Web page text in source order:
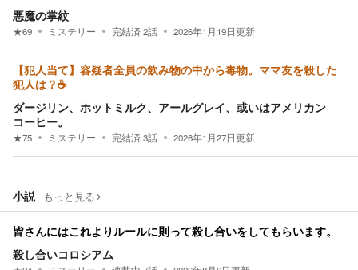
悪魔の掌紋
★69 ミステリー 完結済2話 2026年1月19日更新
【犯人当て】容疑者全員の飲み物の中から毒物。ママ友を殺した
犯人は？☕
ダージリン、ホットミルク、アールグレイ、或いはアメリカン
コーヒー。
★75 ミステリー 完結済3話 2026年1月27日更新
小説 もっと見る
皆さんにはこれよりルールに則って殺し合いをしてもらいます。
殺し合いコロシアム